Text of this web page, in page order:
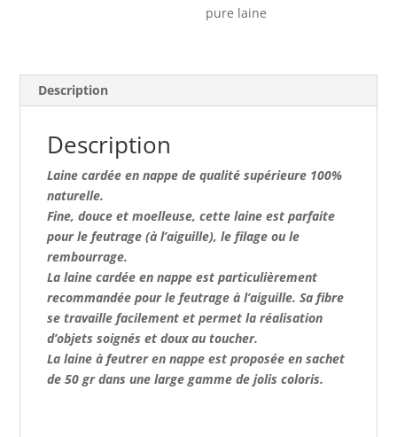
saphir
pure laine
Description
Description
Laine cardée en nappe de qualité supérieure 100%
naturelle.
Fine, douce et moelleuse, cette laine est parfaite
pour le feutrage (à l’aiguille), le filage ou le
rembourrage.
La laine cardée en nappe est particulièrement
recommandée pour le feutrage à l’aiguille. Sa fibre
se travaille facilement et permet la réalisation
d’objets soignés et doux au toucher.
La laine à feutrer en nappe est proposée en sachet
de 50 gr dans une large gamme de jolis coloris.